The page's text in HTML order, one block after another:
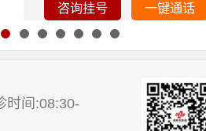
咨询挂号 一键通话
时间:08:30-